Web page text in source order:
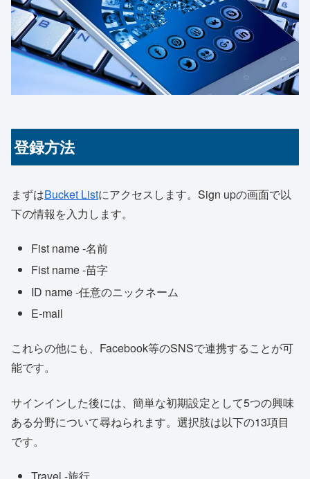
登録方法
まずはBucket Listにアクセスします。Sign upの画面で以
下の情報を入力します。
Fist name -名前
Fist name -苗字
ID name -任意のニックネーム
E-mail
これらの他にも、Facebook等のSNSで連携することが可
能です。
サインインした後には、簡単な初期設定として5つの興味
ある分野について尋ねられます。選択肢は以下の13項目
です。